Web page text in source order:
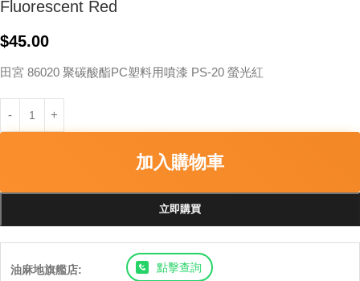
Fluorescent Red
$45.00
田宮 86020 聚碳酸酯PC塑料用噴漆 PS-20 螢光紅
加入購物車
立即購買
油麻地旗艦店: 點擊查詢